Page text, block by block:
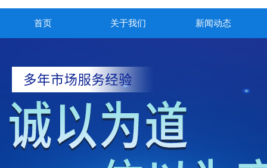
首页 关于我们 新闻动态